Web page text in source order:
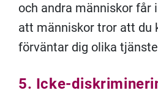
och andra människor får
att människor tror att du
förväntar dig olika
5. Icke-